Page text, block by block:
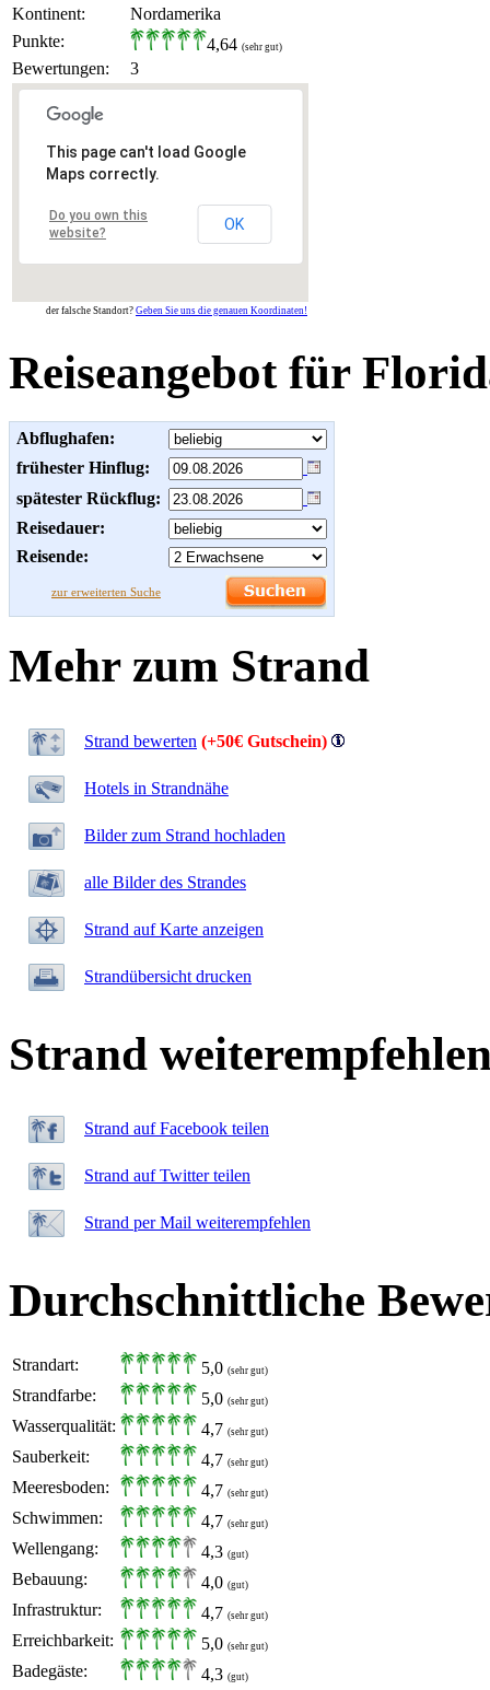
Kontinent:
Nordamerika
Punkte:
4,64 (sehr gut)
Bewertungen: 3
This page can't load Google
Maps correctly.
Do you own this
website?
OK
der falsche Standort? Geben Sie uns die genauen Koordinaten!
Reiseangebot für
Abflughafen:
frühester Hinflug:
spätester Rückflug:
Reisedauer:
Reisende:
zur erweiterten Suche
Mehr zum Strand
Strand bewerten (+50€ Gutschein)
Hotels in Strandnähe
Bilder zum Strand hochladen
alle Bilder des Strandes
Strand auf Karte anzeigen
Strandübersicht drucken
Strand
Strand auf Facebook teilen
Strand auf Twitter teilen
Strand per Mail weiterempfehlen
Durchschnittliche
Strandart: 5,0 (sehr gut)
Strandfarbe: 5,0 (sehr gut)
Wasserqualität: 4,7 (sehr gut)
Sauberkeit: 4,7 (sehr gut)
Meeresboden: 4,7 (sehr gut)
Schwimmen: 4,7 (sehr gut)
Wellengang: 4,3 (gut)
Bebauung: 4,0 (gut)
Infrastruktur: 4,7 (sehr gut)
Erreichbarkeit: 5,0 (sehr gut)
Badegäste: 4,3 (gut)